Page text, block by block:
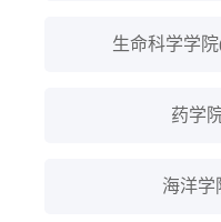
生命科学学
药学
海洋学